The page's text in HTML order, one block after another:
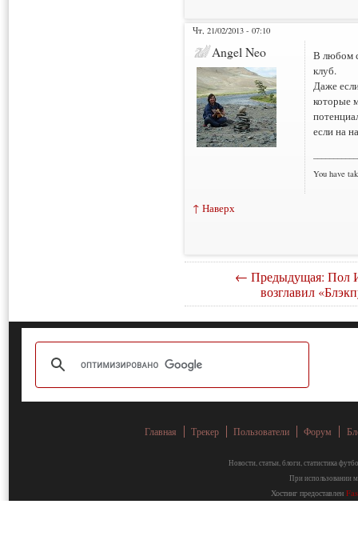
Чт, 21/02/2013 - 07:10
Angel Neo
В любом
клуб.
Даже
которые
если на
You have
↑ Наверх
← Предыдущая: Пол
возглавил
Главная Трекер Пользователи Форум
Новости, статьи, блоги, статистика
При использовании
Хостинг предоставлен